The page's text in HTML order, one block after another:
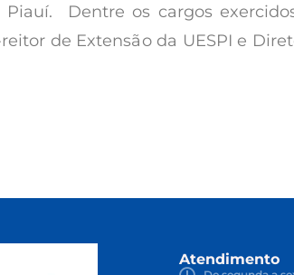
Dentre os cargos
de Extensão da UESPI e
Atendimento